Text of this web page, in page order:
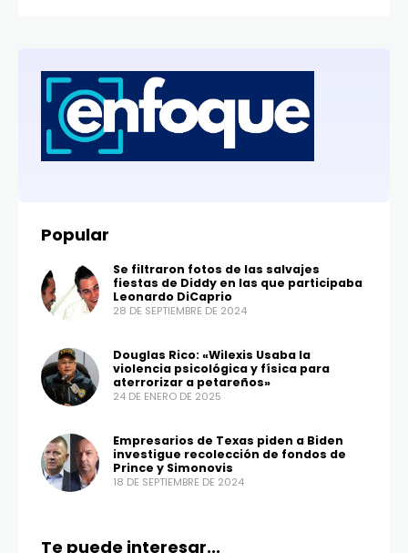
Popular
Se filtraron fotos de las salvajes
fiestas de Diddy en las que participaba
Leonardo DiCaprio
28 DE SEPTIEMBRE DE 2024
Douglas Rico: «Wilexis Usaba la
violencia psicológica y física para
aterrorizar a petareños»
24 DE ENERO DE 2025
Empresarios de Texas piden a Biden
investigue recolección de fondos de
Prince y Simonovis
18 DE SEPTIEMBRE DE 2024
Te puede interesar...